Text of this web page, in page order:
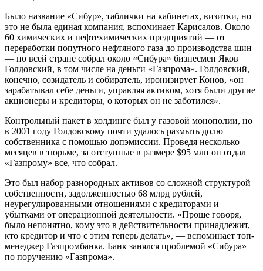
Было название «Сибур», таблички на кабинетах, визитки, но
это не была единая компания, вспоминает Карисалов. Около
60 химических и нефтехимических предприятий — от
переработки попутного нефтяного газа до производства шин
— по всей стране собрал около «Сибура» бизнесмен Яков
Голдовский, в том числе на деньги «Газпрома». Голдовский,
конечно, созидатель и собиратель, иронизирует Конов, «он
зарабатывал себе деньги, управляя активом, хотя были другие
акционеры и кредиторы, о которых он не заботился».
Контрольный пакет в холдинге был у газовой монополии, но
в 2001 году Голдовскому почти удалось размыть долю
собственника с помощью допэмиссии. Проведя несколько
месяцев в тюрьме, за отступные в размере $95 млн он отдал
«Газпрому» все, что собрал.
Это был набор разнородных активов со сложной структурой
собственности, задолженностью 68 млрд рублей,
неурегулированными отношениями с кредиторами и
убытками от операционной деятельности. «Проще говоря,
было непонятно, кому это в действительности принадлежит,
кто кредитор и что с этим теперь делать», — вспоминает топ-
менеджер Газпромбанка. Банк занялся проблемой «Сибура»
по поручению «Газпрома».